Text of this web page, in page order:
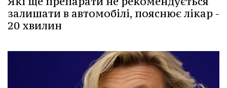
залишати в автомобілі, пояснює лікар -
20 хвилин